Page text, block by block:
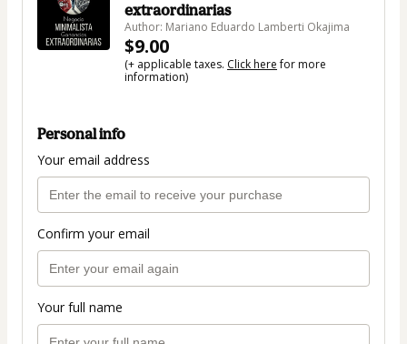
extraordinarias
Author: Mariano Eduardo Lamberti Okajima
$9.00
(+ applicable taxes. Click herefor more
information)
Personal info
Your email address
Confirm your email
Your full name